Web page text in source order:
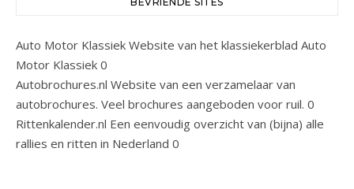
Auto Motor Klassiek Website van het klassiekerblad Auto
Motor Klassiek 0
Autobrochures.nl Website van een verzamelaar van
autobrochures. Veel brochures aangeboden voor ruil. 0
Rittenkalender.nl Een eenvoudig overzicht van (bijna) alle
rallies en ritten in Nederland 0